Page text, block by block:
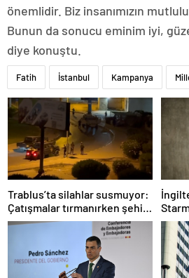
önemlidir. Biz insanımızın
Bunun da sonucu eminim iyi,
diye konuştu.
Fatih İstanbul Kampanya
Trablus’ta silahlar susmuyor:
Çatışmalar tırmanırken şehir
alarmda
çıktı